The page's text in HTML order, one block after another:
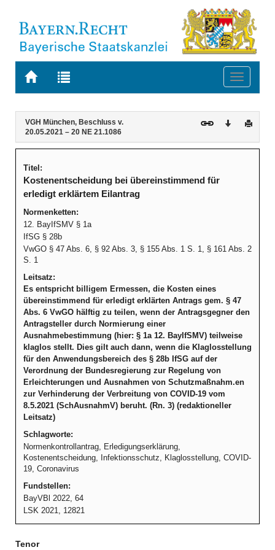
Zur
BAYERN.RECHT
Zur
letzten
Suche
Toggle
Navigation
Inhalt
VGH München, Beschluss v.
20.05.2021 – 20 NE 21.1086
Download
Titel:
Kostenentscheidung bei übereinstimmend für
erledigt erklärtem Eilantrag
Normenketten:
12. BayIfSMV § 1a
IfSG § 28b
VwGO § 47 Abs. 6, § 92 Abs. 3, § 155 Abs. 1 S. 1, § 161 Abs. 2
S. 1
Leitsatz:
Es entspricht billigem Ermessen, die Kosten eines
übereinstimmend für erledigt erklärten Antrags gem. § 47
Abs. 6 VwGO hälftig zu teilen, wenn der Antragsgegner den
Antragsteller durch Normierung einer
Ausnahmebestimmung (hier: § 1a 12. BayIfSMV) teilweise
klaglos stellt. Dies gilt auch dann, wenn die Klaglosstellung
für den Anwendungsbereich des § 28b IfSG auf der
Verordnung der Bundesregierung zur Regelung von
Erleichterungen und Ausnahmen von Schutzmaßnahm.en
zur Verhinderung der Verbreitung von COVID-19 vom
8.5.2021 (SchAusnahmV) beruht. (Rn. 3) (redaktioneller
Leitsatz)
Schlagworte:
Normenkontrollantrag, Erledigungserklärung,
Kostenentscheidung, Infektionsschutz, Klaglosstellung, COVID-
19, Coronavirus
Fundstellen:
BayVBl 2022, 64
LSK 2021, 12821
Tenor